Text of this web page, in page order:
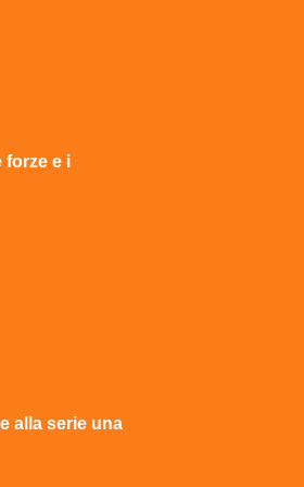
forze e i
alla serie una